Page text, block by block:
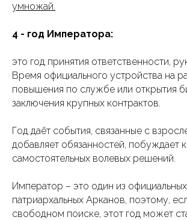
умножай.
4 - год Императора:
это год принятия ответственности,
Время официального устройства на
повышения по службе или открытия
заключения крупных контрактов.
Год даёт события, связанные с
добавляет обязанностей, побуждает
самостоятельных волевых решений.
Император – это один из
патриархальных Арканов, поэтому,
свободном поиске, этот год может